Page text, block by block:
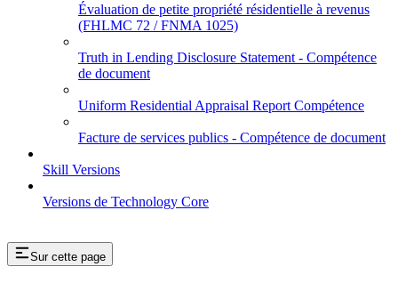
Évaluation de petite propriété résidentielle à revenus
(FHLMC 72 / FNMA 1025)
Truth in Lending Disclosure Statement - Compétence
de document
Uniform Residential Appraisal Report Compétence
Facture de services publics - Compétence de document
Skill Versions
Versions de Technology Core
Sur cette page